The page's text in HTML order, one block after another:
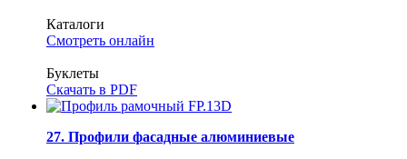
Каталоги
Смотреть онлайн
Буклеты
Скачать в PDF
27. Профили фасадные алюминиевые